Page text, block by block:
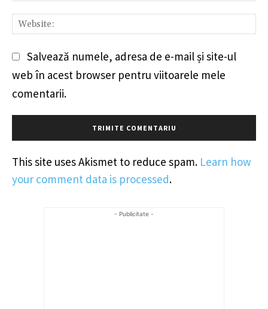
Salvează numele, adresa de e-mail și site-ul
web în acest browser pentru viitoarele mele
comentarii.
This site uses Akismet to reduce spam. Learn how
your comment data is processed.
- Publicitate -